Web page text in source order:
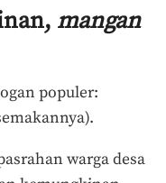
mangan
populer:
warga desa